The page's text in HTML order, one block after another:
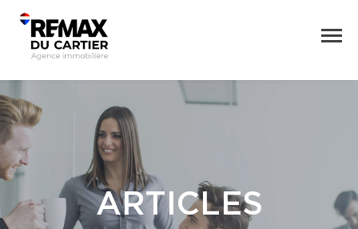
ARTICLES